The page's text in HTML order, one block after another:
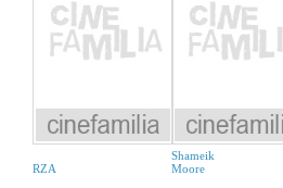
RZA
Shameik
Moore